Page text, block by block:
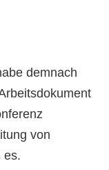
demnach
von
es.